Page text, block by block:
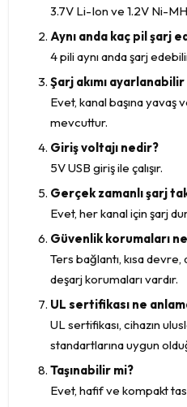
3.7V Li-Ion ve 1.2V Ni-
Aynı anda kaç pil şarj
4 pili aynı anda şarj
Şarj akımı ayarlanabilir
Evet, kanal başına yavaş
mevcuttur.
Giriş voltajı nedir?
5V USB giriş ile çalışır.
Gerçek zamanlı şarj
Evet, her kanal için şarj
Güvenlik korumaları
Ters bağlantı, kısa devre,
deşarj korumaları vardır.
UL sertifikası ne
UL sertifikası, cihazın
standartlarına uygun
Taşınabilir mi?
Evet, hafif ve kompakt